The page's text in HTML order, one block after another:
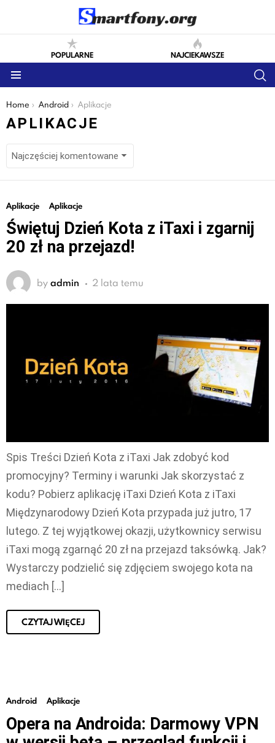
POPULARNE NAJCIEKAWSZE
You are here:
Home Android Aplikacje
APLIKACJE
LATEST
STORIES
Aplikacje Aplikacje
Świętuj Dzień Kota z iTaxi i zgarnij
20 zł na przejazd!
by admin 2 lata temu
Spis Treści Dzień Kota z iTaxi Jak zdobyć kod
promocyjny? Terminy i warunki Jak skorzystać z
kodu? Pobierz aplikację iTaxi Dzień Kota z iTaxi
Międzynarodowy Dzień Kota przypada już jutro, 17
lutego. Z tej wyjątkowej okazji, użytkownicy serwisu
iTaxi mogą zgarnąć 20 zł na przejazd taksówką. Jak?
Wystarczy podzielić się zdjęciem swojego kota na
mediach […]
CZYTAJ WIĘCEJ
Android Aplikacje
Opera na Androida: Darmowy VPN